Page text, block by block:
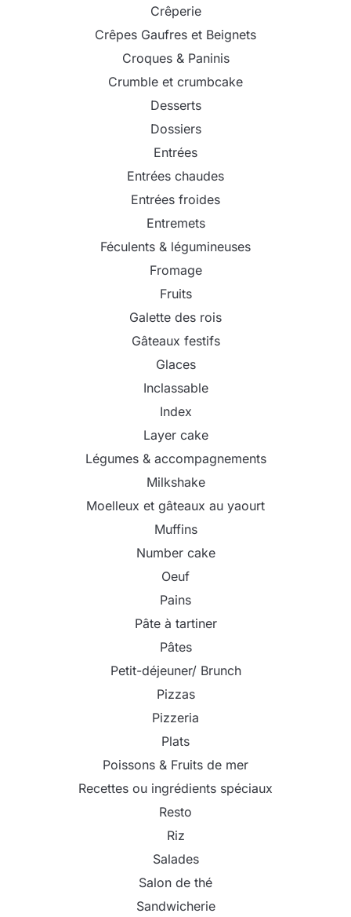
Crêperie
Crêpes Gaufres et Beignets
Croques & Paninis
Crumble et crumbcake
Desserts
Dossiers
Entrées
Entrées chaudes
Entrées froides
Entremets
Féculents & légumineuses
Fromage
Fruits
Galette des rois
Gâteaux festifs
Glaces
Inclassable
Index
Layer cake
Légumes & accompagnements
Milkshake
Moelleux et gâteaux au yaourt
Muffins
Number cake
Oeuf
Pains
Pâte à tartiner
Pâtes
Petit-déjeuner/ Brunch
Pizzas
Pizzeria
Plats
Poissons & Fruits de mer
Recettes ou ingrédients spéciaux
Resto
Riz
Salades
Salon de thé
Sandwicherie